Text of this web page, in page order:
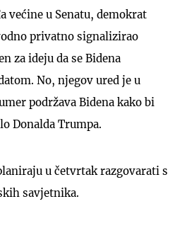
većine u Senatu, demokrat
privatno signalizirao
za ideju da se Bidena
No, njegov ured je u
podržava Bidena kako bi
Donalda Trumpa.
u četvrtak razgovarati s
savjetnika.